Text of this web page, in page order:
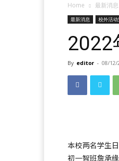
Home 最新消息
最新消息 校外活
2022
By editor - 08/12/
本校两名学生
初一智班詹承